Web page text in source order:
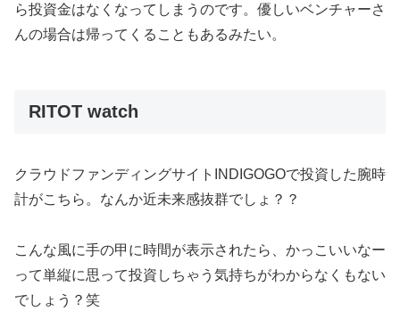
ら投資金はなくなってしまうのです。優しいベンチャーさ
んの場合は帰ってくることもあるみたい。
RITOT watch
クラウドファンディングサイトINDIGOGOで投資した腕時
計がこちら。なんか近未来感抜群でしょ？？
こんな風に手の甲に時間が表示されたら、かっこいいなー
って単縦に思って投資しちゃう気持ちがわからなくもない
でしょう？笑